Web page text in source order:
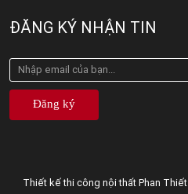
ĐĂNG KÝ NHẬN TIN
Đăng ký
Thiết kế thi công nội thất Phan Thiết